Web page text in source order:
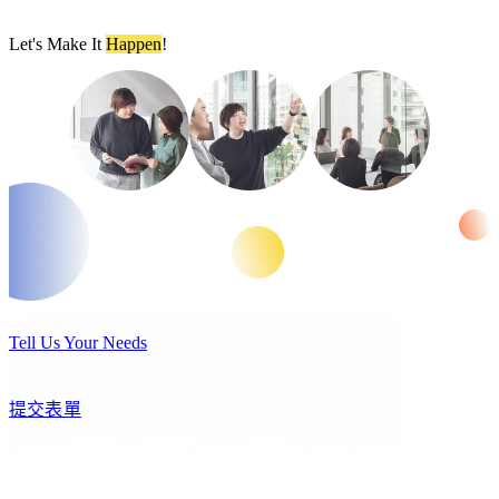
Let's Make It Happen!
Tell Us Your Needs
提交表單